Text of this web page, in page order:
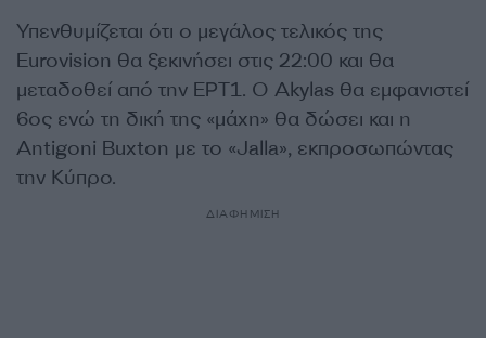
Υπενθυμίζεται ότι ο μεγάλος τελικός της
Eurovision θα ξεκινήσει στις 22:00 και θα
μεταδοθεί από την ΕΡΤ1. Ο Akylas θα εμφανιστεί
6ος ενώ τη δική της «μάχη» θα δώσει και η
Antigoni Buxton με το «Jalla», εκπροσωπώντας
την Κύπρο.
ΔΙΑΦΗΜΙΣΗ